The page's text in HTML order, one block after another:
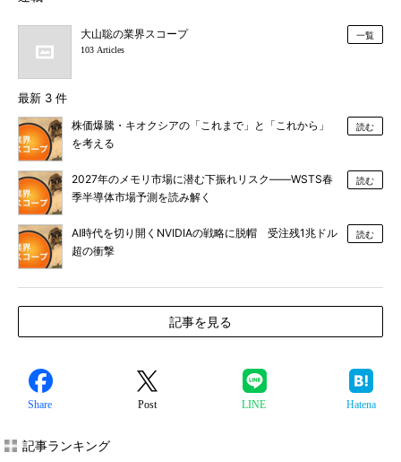
大山聡の業界スコープ
103 Articles
一覧
最新 3 件
株価爆騰・キオクシアの「これまで」と「これから」
を考える
読む
2027年のメモリ市場に潜む下振れリスク――WSTS春
季半導体市場予測を読み解く
読む
AI時代を切り開くNVIDIAの戦略に脱帽 受注残1兆ドル
超の衝撃
読む
記事を見る
Share Post LINE Hatena
記事ランキング